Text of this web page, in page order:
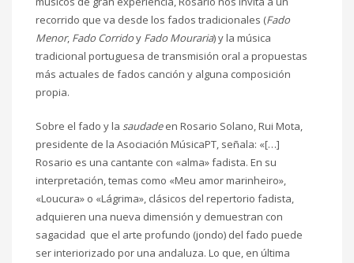
recorrido que va desde los fados tradicionales (Fado
Menor, Fado Corridoy Fado Mouraria) y la música
tradicional portuguesa de transmisión oral a propuestas
más actuales de fados canción y alguna composición
propia.
Sobre el fado y la saudadeen Rosario Solano, Rui Mota,
presidente de la Asociación MúsicaPT, señala: «[…]
Rosario es una cantante con «alma» fadista. En su
interpretación, temas como «Meu amor marinheiro»,
«Loucura» o «Lágrima», clásicos del repertorio fadista,
adquieren una nueva dimensión y demuestran con
sagacidad que el arte profundo (jondo) del fado puede
ser interiorizado por una andaluza. Lo que, en última